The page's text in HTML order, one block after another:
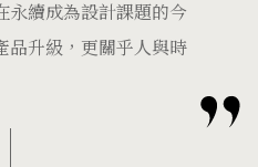
永續成為設計課題的今
品升級，更關乎人與時